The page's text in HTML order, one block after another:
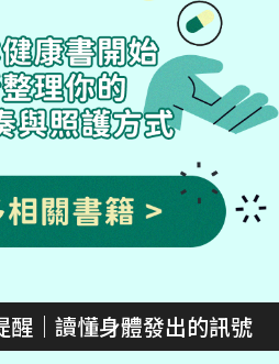
醒｜讀懂身體發出的訊號